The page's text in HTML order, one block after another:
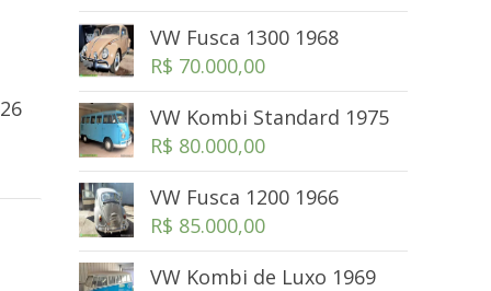
VW Fusca 1300 1968
R$ 70.000,00
VW Kombi Standard 1975
R$ 80.000,00
VW Fusca 1200 1966
R$ 85.000,00
VW Kombi de Luxo 1969